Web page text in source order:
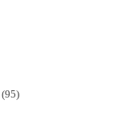
(95)